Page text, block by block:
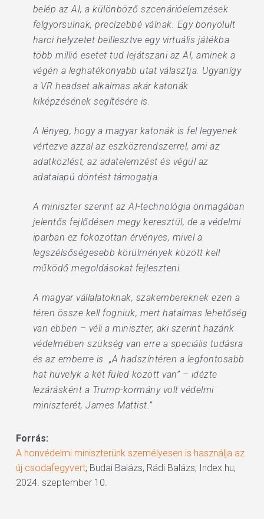
belép az AI, a különböző szcenárióelemzések
felgyorsulnak, precízebbé válnak. Egy bonyolult
harci helyzetet beillesztve egy virtuális játékba
több millió esetet tud lejátszani az AI, aminek a
végén a leghatékonyabb utat választja. Ugyanígy
a VR headset alkalmas akár katonák
kiképzésének segítésére is.
A lényeg, hogy a magyar katonák is fel legyenek
vértezve azzal az eszközrendszerrel, ami az
adatközlést, az adatelemzést és végül az
adatalapú döntést támogatja.
A miniszter szerint az AI-technológia önmagában
jelentős fejlődésen megy keresztül, de a védelmi
iparban ez fokozottan érvényes, mivel a
legszélsőségesebb körülmények között kell
működő megoldásokat fejleszteni.
A magyar vállalatoknak, szakembereknek ezen a
téren össze kell fogniuk, mert hatalmas lehetőség
van ebben – véli a miniszter, aki szerint hazánk
védelmében szükség van erre a speciális tudásra
és az emberre is. „A hadszíntéren a legfontosabb
hat hüvelyk a két füled között van” – idézte
lezárásként a Trump-kormány volt védelmi
miniszterét, James Mattist.”
Forrás:
A honvédelmi miniszterünk személyesen is használja az
új csodafegyvert; Budai Balázs, Rádi Balázs; Index.hu;
2024. szeptember 10.